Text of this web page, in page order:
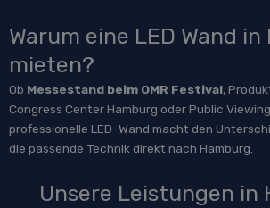
Warum eine LED Wand
mieten?
Ob Messestand beim OMR Festival,
Congress Center Hamburg oder Public
professionelle LED-Wand macht den
die passende Technik direkt nach Hamburg.
Unsere Leistungen in